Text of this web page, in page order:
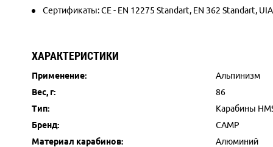
Сертификаты: CE - EN 12275 Standart, EN 362 Standart,
ХАРАКТЕРИСТИКИ
Применение:
Альпинизм
Вес, г:
86
Тип:
Карабины
Бренд:
CAMP
Материал карабинов:
Алюминий